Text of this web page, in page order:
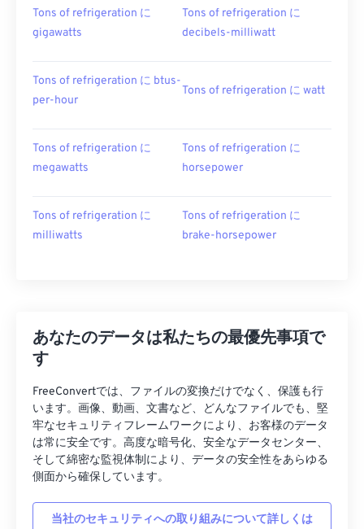
Tons of refrigeration に
gigawatts
Tons of refrigeration に
decibels-milliwatt
Tons of refrigeration に btus-
per-hour
Tons of refrigeration に watt
Tons of refrigeration に
megawatts
Tons of refrigeration に
horsepower
Tons of refrigeration に
milliwatts
Tons of refrigeration に
brake-horsepower
あなたのデータは私たちの最優先事項で
す
FreeConvertでは、ファイルの変換だけでなく、保護も行
います。画像、動画、文書など、どんなファイルでも、堅
牢なセキュリティフレームワークにより、お客様のデータ
は常に安全です。高度な暗号化、安全なデータセンター、
そして綿密な監視体制により、データの安全性をあらゆる
側面から確保しています。
当社のセキュリティへの取り組みについて詳しくは